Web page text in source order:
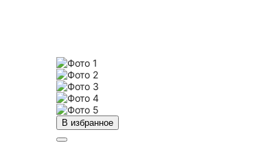
В избранное